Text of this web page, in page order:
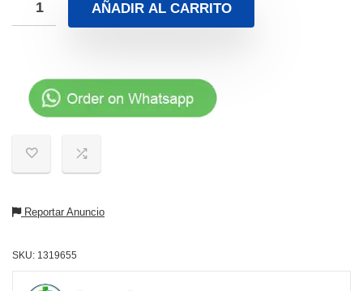
AÑADIR AL CARRITO
Reportar Anuncio
SKU: 1319655